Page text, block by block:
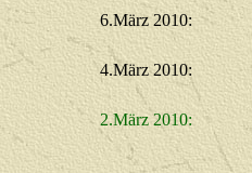
6.März 2010:
4.März 2010:
2.März 2010: